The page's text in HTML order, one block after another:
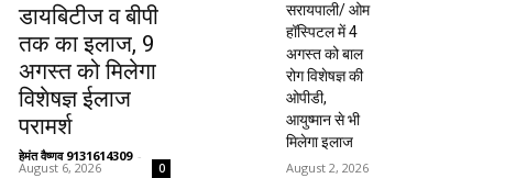
डायबिटीज व बीपी
तक का इलाज, 9
अगस्त को मिलेगा
विशेषज्ञ ईलाज
परामर्श
हेमंत वैष्णव 9131614309 -
August 6, 2026 0
सरायपाली/ ओम
हॉस्पिटल में 4
अगस्त को बाल
रोग विशेषज्ञ की
ओपीडी,
आयुष्मान से भी
मिलेगा इलाज
August 2, 2026